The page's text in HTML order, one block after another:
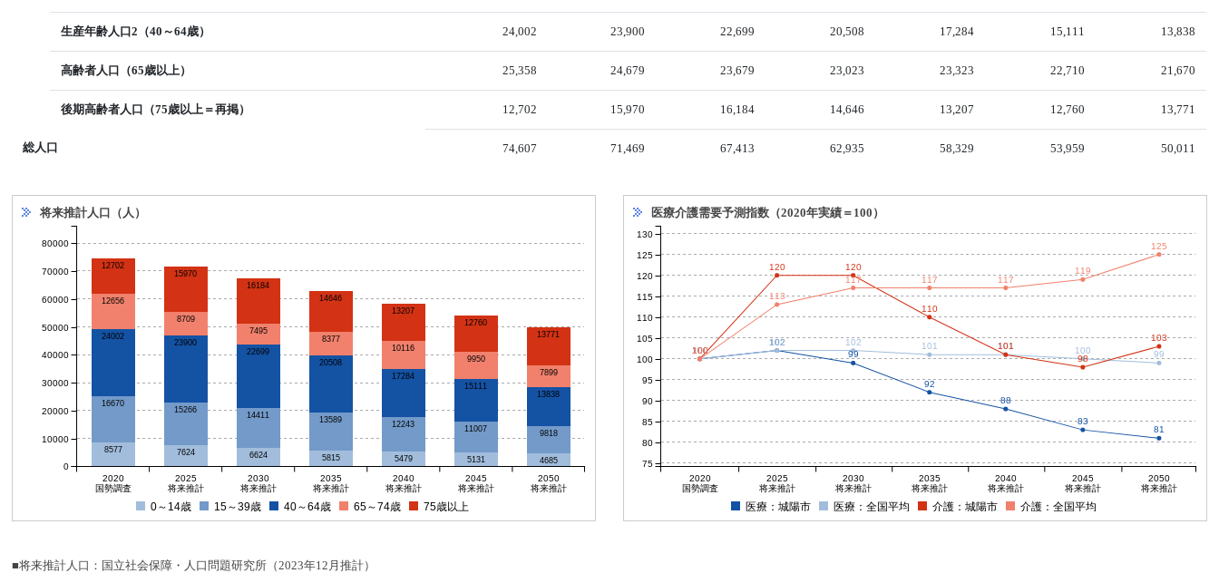
生産年齢人口2（40～64歳） 24,002 23,900 22,699 20,508 17,284 15,111 13,838
高齢者人口（65歳以上） 25,358 24,679 23,679 23,023 23,323 22,710 21,670
後期高齢者人口（75歳以上＝再掲） 12,702 15,970 16,184 14,646 13,207 12,760 13,771
総人口 74,607 71,469 67,413 62,935 58,329 53,959 50,011
将来推計人口（人）
8577 7624 6624 5815 5479 5131 4685
16670
15266
14411
13589
12243 11007
9818
24002
23900
22699
20508
17284
15111
13838
12656
8709
7495
8377
10116
9950
7899
12702
15970
16184
14646
13207
12760
13771
2020
国勢調査
2025
将来推計
2030
将来推計
2035
将来推計
2040
将来推計
2045
将来推計
2050
将来推計
0
10000
20000
30000
40000
50000
60000
70000
80000
0～14歳 15～39歳 40～64歳 65～74歳 75歳以上
医療介護需要予測指数（2020年実績＝100）
100
102
99
92
88
83
81
100
102 102 101 101 100 99
100
120 120
110
101
98
103
100
113
117 117 117
119
125
2020
国勢調査
2025
将来推計
2030
将来推計
2035
将来推計
2040
将来推計
2045
将来推計
2050
将来推計
80
85
90
95
100
105
110
115
120
125
75
130
医療：城陽市 医療：全国平均 介護：城陽市 介護：全国平均
■将来推計人口：国立社会保障・人口問題研究所（2023年12月推計）